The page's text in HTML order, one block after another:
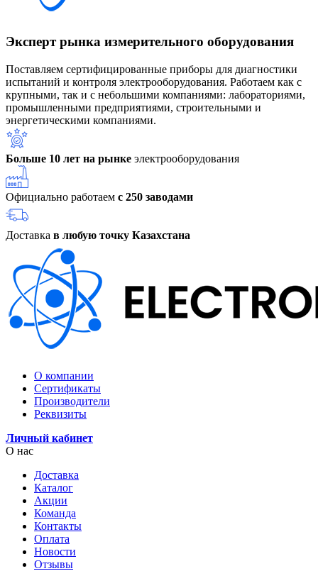
Эксперт рынка измерительного оборудования
Поставляем сертифицированные приборы для диагностики
испытаний и контроля электрооборудования. Работаем как с
крупными, так и с небольшими компаниями: лабораториями,
промышленными предприятиями, строительными и
энергетическими компаниями.
Больше 10 лет на рынке электрооборудования
Официально работаем с 250 заводами
Доставка в любую точку Казахстана
О компании
Сертификаты
Производители
Реквизиты
Личный кабинет
О нас
Доставка
Каталог
Акции
Команда
Контакты
Оплата
Новости
Отзывы